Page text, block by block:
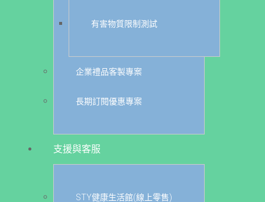
有害物質限制測試
企業禮品客製專案
長期訂閱優惠專案
支援與客服
STY健康生活館(線上零售)